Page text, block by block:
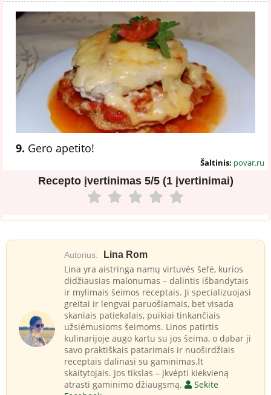
9. Gero apetito!
Šaltinis: povar.ru
Recepto įvertinimas 5/5 (1 įvertinimai)
Autorius: Lina Rom
Lina yra aistringa namų virtuvės šefė, kurios
didžiausias malonumas – dalintis išbandytais
ir mylimais šeimos receptais. Ji specializuojasi
greitai ir lengvai paruošiamais, bet visada
skaniais patiekalais, puikiai tinkančiais
užsiėmusioms šeimoms. Linos patirtis
kulinarijoje augo kartu su jos šeima, o dabar ji
savo praktiškais patarimais ir nuoširdžiais
receptais dalinasi su gaminimas.lt
skaitytojais. Jos tikslas – įkvėpti kiekvieną
atrasti gaminimo džiaugsmą.
Sekite